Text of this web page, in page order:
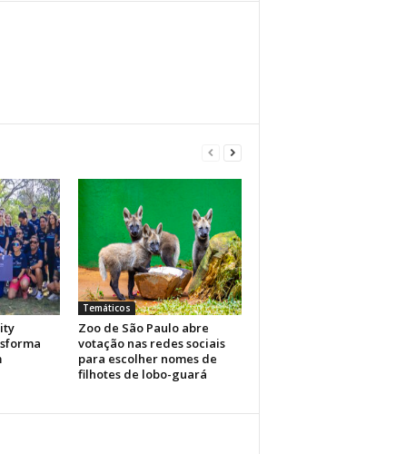
Temáticos
Zoo de São Paulo abre
votação nas redes sociais
para escolher nomes de
filhotes de lobo-guará